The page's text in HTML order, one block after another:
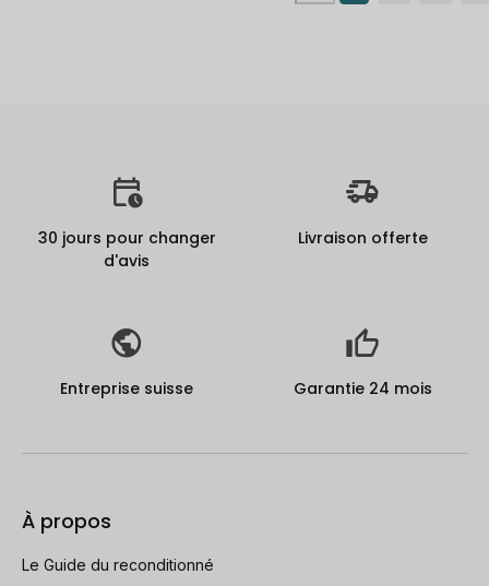
30 jours pour changer
d'avis
Livraison offerte
Entreprise suisse Garantie 24 mois
À propos
Le Guide du reconditionné